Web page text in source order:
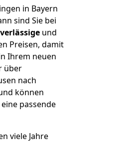
in Bayern
sind Sie bei
und
Preisen, damit
Ihrem neuen
über
nach
können
passende
viele Jahre